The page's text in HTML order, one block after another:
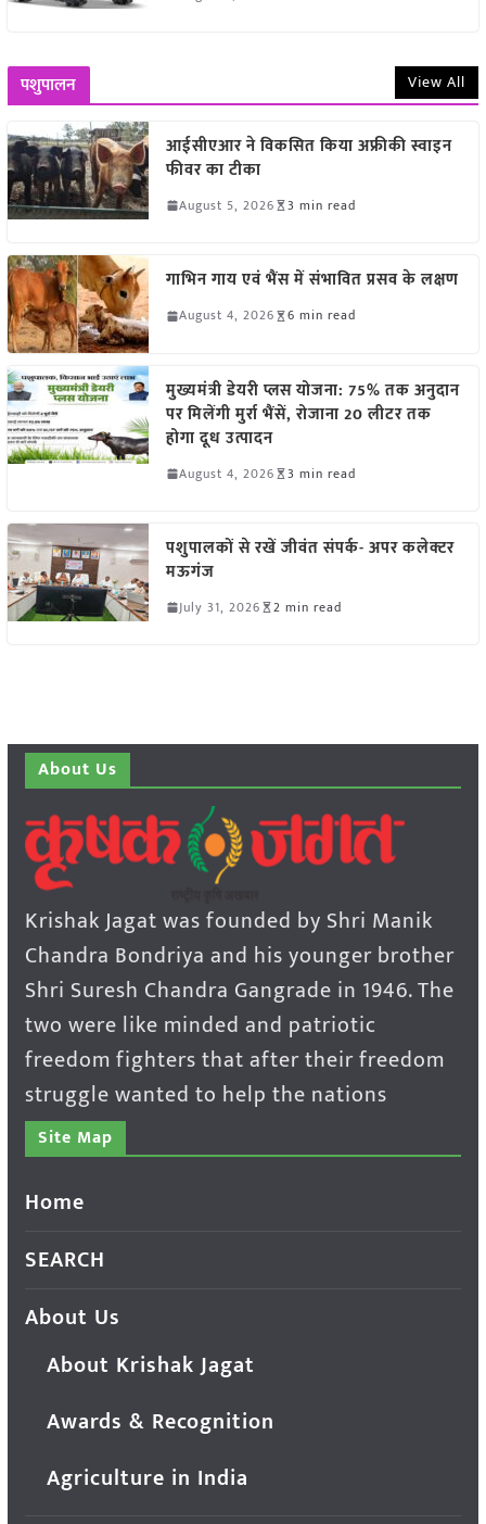
पशुपालन View All
आईसीएआर ने विकसित किया अफ्रीकी स्वाइन
फीवर का टीका
August 5, 2026 3 min read
गाभिन गाय एवं भैंस में संभावित प्रसव के लक्षण
August 4, 2026 6 min read
मुख्यमंत्री डेयरी प्लस योजना: 75% तक अनुदान
पर मिलेंगी मुर्रा भैंसें, रोजाना 20 लीटर तक
होगा दूध उत्पादन
August 4, 2026 3 min read
पशुपालकों से रखें जीवंत संपर्क- अपर कलेक्टर
मऊगंज
July 31, 2026 2 min read
About Us
Krishak Jagat was founded by Shri Manik
Chandra Bondriya and his younger brother
Shri Suresh Chandra Gangrade in 1946. The
two were like minded and patriotic
freedom fighters that after their freedom
struggle wanted to help the nations
Site Map
Home
SEARCH
About Us
About Krishak Jagat
Awards & Recognition
Agriculture in India